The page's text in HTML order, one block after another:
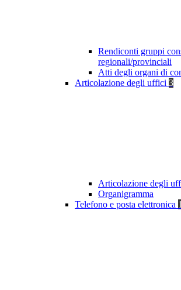
Rendiconti gruppi
regionali/provinciali
Atti degli organi di
Articolazione degli uffici 3
Articolazione degli
Organigramma
Telefono e posta elettronica 1